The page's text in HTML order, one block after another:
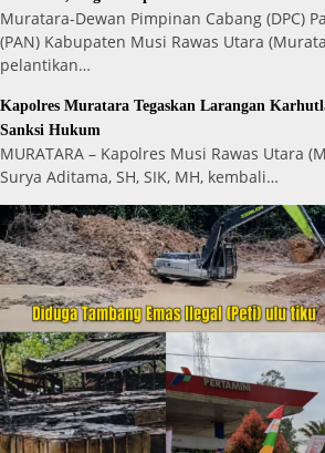
Muratara-Dewan Pimpinan Cabang (DPC)
(PAN) Kabupaten Musi Rawas Utara
pelantikan…
Kapolres Muratara Tegaskan Larangan
Sanksi Hukum
MURATARA – Kapolres Musi Rawas Utara
Surya Aditama, SH, SIK, MH, kembali…